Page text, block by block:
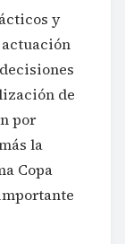
y
de
por
la
Copa